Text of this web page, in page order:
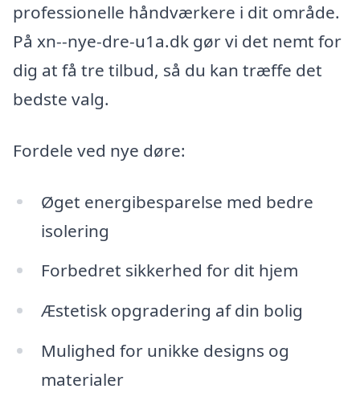
professionelle håndværkere i dit område.
På xn--nye-dre-u1a.dk gør vi det nemt for
dig at få tre tilbud, så du kan træffe det
bedste valg.
Fordele ved nye døre:
Øget energibesparelse med bedre
isolering
Forbedret sikkerhed for dit hjem
Æstetisk opgradering af din bolig
Mulighed for unikke designs og
materialer